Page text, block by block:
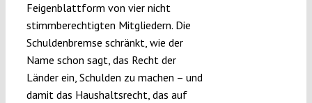
Feigenblattform von vier nicht
stimmberechtigten Mitgliedern. Die
Schuldenbremse schränkt, wie der
Name schon sagt, das Recht der
Länder ein, Schulden zu machen – und
damit das Haushaltsrecht, das auf